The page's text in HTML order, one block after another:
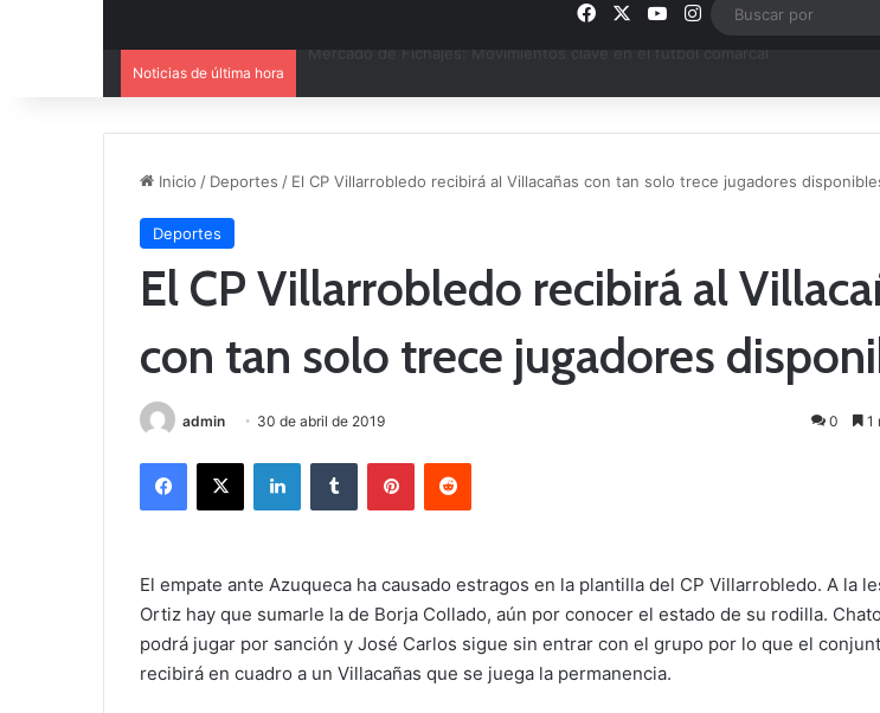
FacebookYouTube
Instagram
Noticias de última hora
Inicio / Deportes / El CP Villarrobledo recibirá al Villacañas con tan solo trece jugadores
Deportes
El CP Villarrobledo recibirá al
con tan solo trece jugadores
admin 30 de abril de 2019 0 1
El empate ante Azuqueca ha causado estragos en la plantilla del CP Villarrobledo. A la
Ortiz hay que sumarle la de Borja Collado, aún por conocer el estado de su rodilla.
podrá jugar por sanción y José Carlos sigue sin entrar con el grupo por lo que el
recibirá en cuadro a un Villacañas que se juega la permanencia.